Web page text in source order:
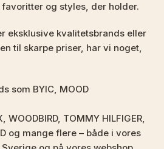
og styles, der holder.
eksklusive kvalitetsbrands eller
til skarpe priser, har vi noget,
som BYIC, MOOD
WOODBIRD, TOMMY HILFIGER,
og mange flere – både i vores